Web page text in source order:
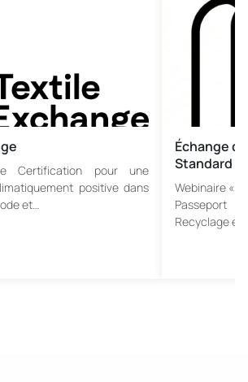
Certification pour une
positive dans
et…
Échange
Standard
Webinaire «
Passeport
Recyclage et